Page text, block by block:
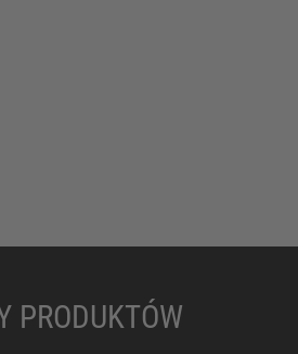
PRODUKTÓW